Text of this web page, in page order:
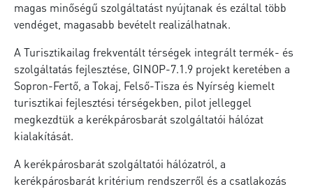
magas minőségű szolgáltatást nyújtanak és ezáltal több
vendéget, magasabb bevételt realizálhatnak.
A Turisztikailag frekventált térségek integrált termék- és
szolgáltatás fejlesztése, GINOP-7.1.9 projekt keretében a
Sopron-Fertő, a Tokaj, Felső-Tisza és Nyírség kiemelt
turisztikai fejlesztési térségekben, pilot jelleggel
megkezdtük a kerékpárosbarát szolgáltatói hálózat
kialakítását.
A kerékpárosbarát szolgáltatói hálózatról, a
kerékpárosbarát kritérium rendszerről és a csatlakozás